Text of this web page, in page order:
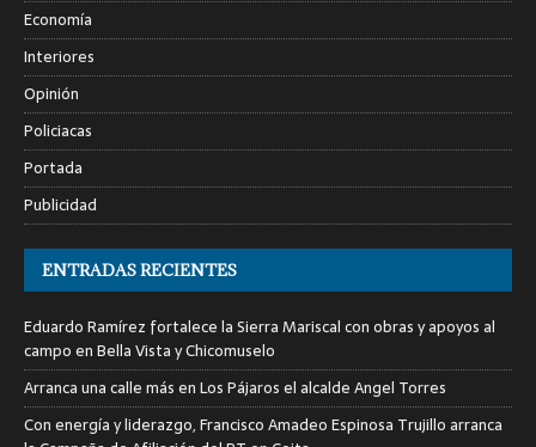
Economía
Interiores
Opinión
Policiacas
Portada
Publicidad
ENTRADAS RECIENTES
Eduardo Ramírez fortalece la Sierra Mariscal con obras y apoyos al
campo en Bella Vista y Chicomuselo
Arranca una calle más en Los Pájaros el alcalde Angel Torres
Con energía y liderazgo, Francisco Amadeo Espinosa Trujillo arranca